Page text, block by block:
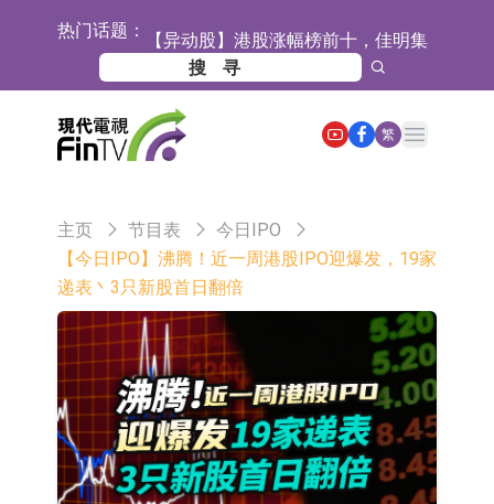
热门话题： 【异动股】港股涨幅榜前十，佳明集
团控股(01271.HK)涨+78.22%，拿森
科技(02261.HK)涨+64.11%
斯迪克：公司为国内折叠屏核心功能
材料供应商
恒瑞医药：公司已在中国获批上市26
款1类创新药、6款2类新药
聚辰股份：公司VPD芯片已顺利通过
账户组采取限制开仓的监管措施
特发服务：成功中标哔哩哔哩上海滨
江总部物业服务项目
亚太股份：公司是零跑汽车和
Stellantis集团的供应商
理工雷科面向边缘AI场景推出"山
海"系列智算模组 系列产品基于国产
CPU与GPU构建
【异动股】医疗研发外包板块拉升，
博腾股份(300363.CN)涨20.02%
日韩股市收盘双双下跌
依米康：海外交付以东南亚、中东市
繁
Open main menu
主页 节目表
今日IPO
【今日IPO】沸腾！近一周港股IPO迎爆发，19家
递表丶3只新股首日翻倍